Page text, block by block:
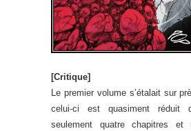
[Critique]
Le premier volume s’étalait sur
celui-ci est quasiment réduit
seulement quatre chapitres et